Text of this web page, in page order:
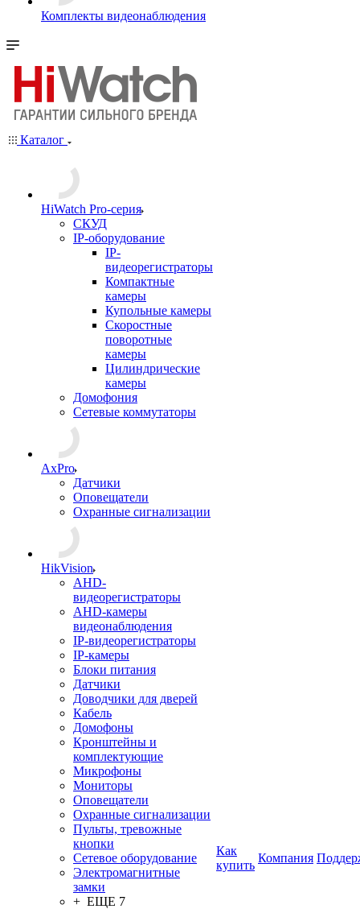
Комплекты видеонаблюдения
Каталог
HiWatch Pro-серия
CКУД
IP-оборудование
IP-
видеорегистраторы
Компактные
камеры
Купольные камеры
Скоростные
поворотные
камеры
Цилиндрические
камеры
Домофония
Сетевые коммутаторы
AxPro
Датчики
Оповещатели
Охранные сигнализации
HikVision
AHD-
видеорегистраторы
AHD-камеры
видеонаблюдения
IP-видеорегистраторы
IP-камеры
Блоки питания
Датчики
Доводчики для дверей
Кабель
Домофоны
Кронштейны и
комплектующие
Микрофоны
Мониторы
Оповещатели
Охранные сигнализации
Пульты, тревожные
кнопки
Сетевое оборудование
Электромагнитные
замки
+ ЕЩЕ 7
Как
купить
Компания